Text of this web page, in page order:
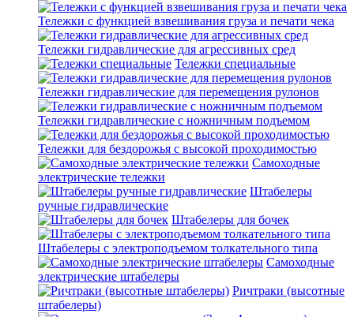
Тележки с функцией взвешивания груза и печати чека
Тележки гидравлические для агрессивных сред
Тележки специальные
Тележки гидравлические для перемещения рулонов
Тележки гидравлические с ножничным подъемом
Тележки для бездорожья с высокой проходимостью
Самоходные
электрические тележки
Штабелеры
ручные гидравлические
Штабелеры для бочек
Штабелеры с электроподъемом толкательного типа
Самоходные
электрические штабелеры
Ричтраки (высотные
штабелеры)